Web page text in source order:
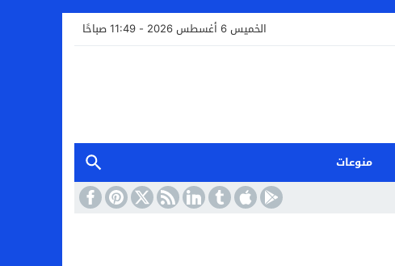
الخميس 6 أغسطس 2026 - 11:49 صباحًا
منوعات